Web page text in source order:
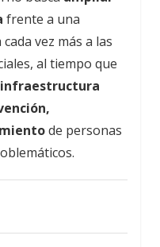
frente a una
vez más a las
al tiempo que
de personas